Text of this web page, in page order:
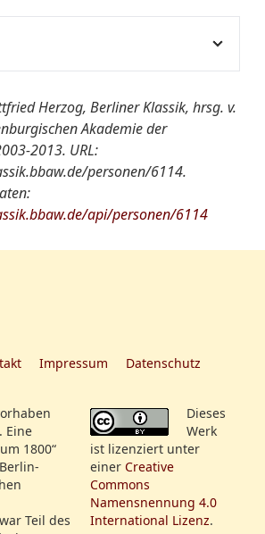
Pädagogik
Berlinische Gesellschaft
für deutsche Sprache
Herzog, Berliner Klassik, hrsg. v.
Akademie der
2013. URL:
personen/6114.
api/personen/6114
Impressum Datenschutz
Eine
1800“
Teil des
Dieses
Werk
ist lizenziert unter
einer Creative
Commons
Namensnennung 4.0
International Lizenz.